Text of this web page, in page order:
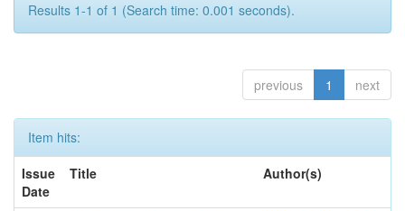
Results 1-1 of 1 (Search time: 0.001 seconds).
previous 1 next
Item hits:
Issue
Date
Title Author(s)